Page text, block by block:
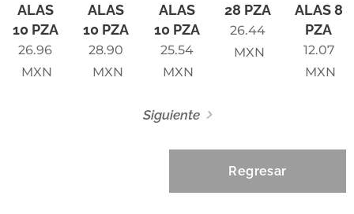
ALAS
10 PZA
26.96
MXN
ALAS
10 PZA
28.90
MXN
ALAS
10 PZA
25.54
MXN
28 PZA
26.44
MXN
ALAS 8
PZA
12.07
MXN
Siguiente
Regresar